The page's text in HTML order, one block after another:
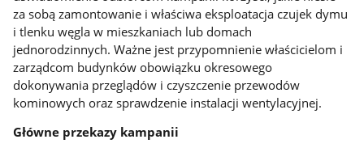
za sobą zamontowanie i właściwa eksploatacja czujek dymu
i tlenku węgla w mieszkaniach lub domach
jednorodzinnych. Ważne jest przypomnienie właścicielom i
zarządcom budynków obowiązku okresowego
dokonywania przeglądów i czyszczenie przewodów
kominowych oraz sprawdzenie instalacji wentylacyjnej.
Główne przekazy kampanii